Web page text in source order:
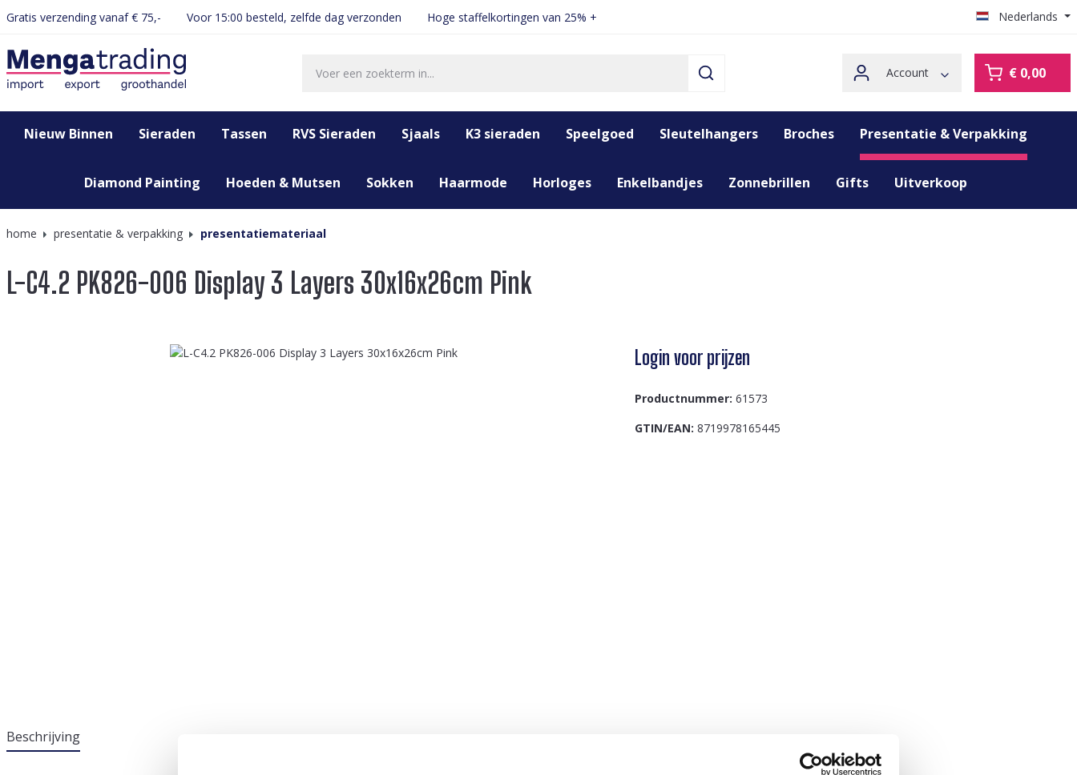
Ga naar de hoofdnavigatie
Gratis verzending vanaf € 75,- Voor 15:00 besteld, zelfde dag verzonden Hoge staffelkortingen van 25% + Nederlands
Account € 0,00
Nieuw Binnen Sieraden Tassen RVS Sieraden Sjaals K3 sieraden Speelgoed Sleutelhangers Broches Presentatie & Verpakking
Diamond Painting Hoeden & Mutsen Sokken Haarmode Horloges Enkelbandjes Zonnebrillen Gifts Uitverkoop
home presentatie & verpakking presentatiemateriaal
L-C4.2 PK826-006 Display 3 Layers 30x16x26cm Pink
Login voor prijzen
Productnummer: 61573
GTIN/EAN: 8719978165445
Beschrijving